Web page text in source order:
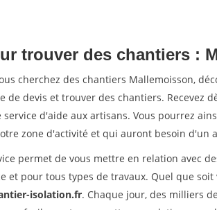
trouver des chantiers :
cherchez des chantiers Mallemoisson,
de devis et trouver des chantiers. Recevez
d'aide aux artisans. Vous pourrez
zone d'activité et qui auront besoin d'un
permet de vous mettre en relation avec
et pour tous types de travaux. Quel que
isolation.fr. Chaque jour, des milliers